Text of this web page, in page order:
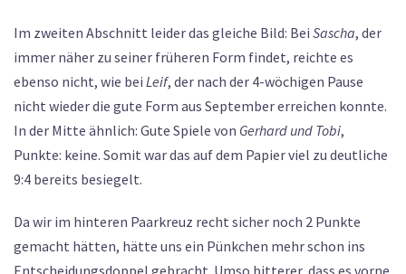
Im zweiten Abschnitt leider das gleiche Bild: Bei Sascha, der
immer näher zu seiner früheren Form findet, reichte es
ebenso nicht, wie bei Leif, der nach der 4-wöchigen Pause
nicht wieder die gute Form aus September erreichen konnte.
In der Mitte ähnlich: Gute Spiele von Gerhard und Tobi,
Punkte: keine. Somit war das auf dem Papier viel zu deutliche
9:4 bereits besiegelt.
Da wir im hinteren Paarkreuz recht sicher noch 2 Punkte
gemacht hätten, hätte uns ein Pünkchen mehr schon ins
Entscheidungsdoppel gebracht. Umso bitterer, dass es vorne